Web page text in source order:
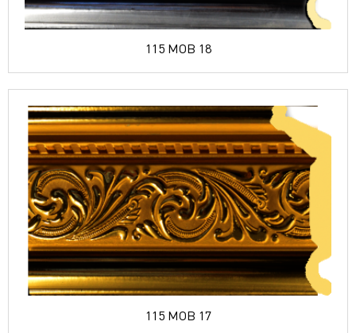
115 MOB 18
115 MOB 17